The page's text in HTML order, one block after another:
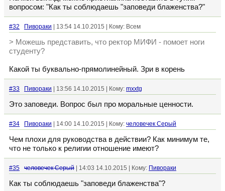
вопросом: "Как ты соблюдаешь "заповеди блаженства?"
#32 Пивораки | 13:54 14.10.2015 | Кому: Всем
> Можешь представить, что ректор МИФИ - помоет ноги
студенту?
Какой ты буквально-прямолинейный. Зри в корень
#33 Пивораки | 13:56 14.10.2015 | Кому: mxxtg
Это заповеди. Вопрос был про моральные ценности.
#34 Пивораки | 14:00 14.10.2015 | Кому: человечек Серый
Чем плохи для руководства в действии? Как минимум те,
что не только к религии отношение имеют?
#35 человечек Серый | 14:03 14.10.2015 | Кому: Пивораки
Как ты соблюдаешь "заповеди блаженства"?